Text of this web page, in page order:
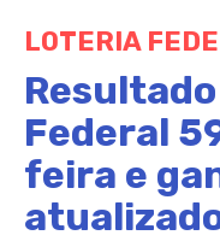
LOTERIA
Federal
feira e